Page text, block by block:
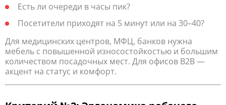
Есть ли очереди в часы пик?
Посетители приходят на 5 минут или на 30–40?
Для медицинских центров, МФЦ, банков нужна
мебель с повышенной износостойкостью и большим
количеством посадочных мест. Для офисов B2B —
акцент на статус и комфорт.